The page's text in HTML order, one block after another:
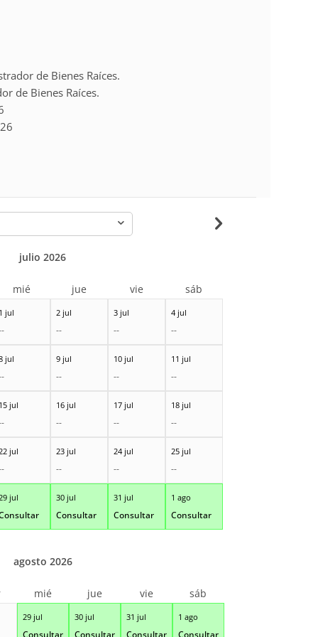
de Bienes Raíces.
de Bienes Raíces.
jul 2 jul
--
3 jul
--
4 jul
--
jul 9 jul
--
10 jul
--
11 jul
--
jul 16 jul
--
17 jul
--
18 jul
--
jul 23 jul
--
24 jul
--
25 jul
--
jul 30 jul
Consultar
31 jul
Consultar
1 ago
Consultar
julio 2026
mié jue vie sáb
29 jul
Consultar
30 jul
Consultar
31 jul
Consultar
1 ago
Consultar
agosto 2026
mié jue vie sáb